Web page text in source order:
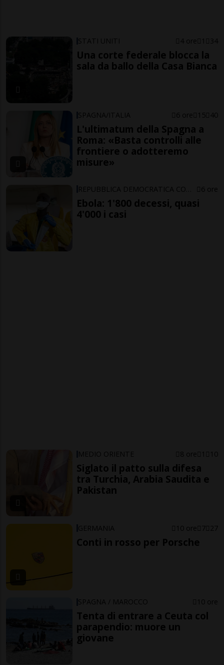
STATI UNITI 4 ore 1 34
Una corte federale blocca la
sala da ballo della Casa Bianca
SPAGNA/ITALIA 6 ore 15 40
L'ultimatum della Spagna a
Roma: «Basta controlli alle
frontiere o adotteremo
misure»
6 ore
Ebola: 1'800 decessi, quasi
4'000 i casi
MEDIO ORIENTE 8 ore 1 10
Siglato il patto sulla difesa
tra Turchia, Arabia Saudita e
Pakistan
GERMANIA 10 ore 7 27
Conti in rosso per Porsche
SPAGNA / MAROCCO 10 ore
Tenta di entrare a Ceuta col
parapendio: muore un
giovane